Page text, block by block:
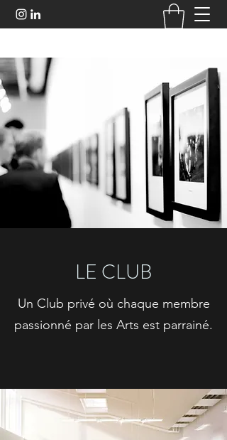
LE CLUB
Un Club privé où chaque membre
passionné par les Arts est parrainé.